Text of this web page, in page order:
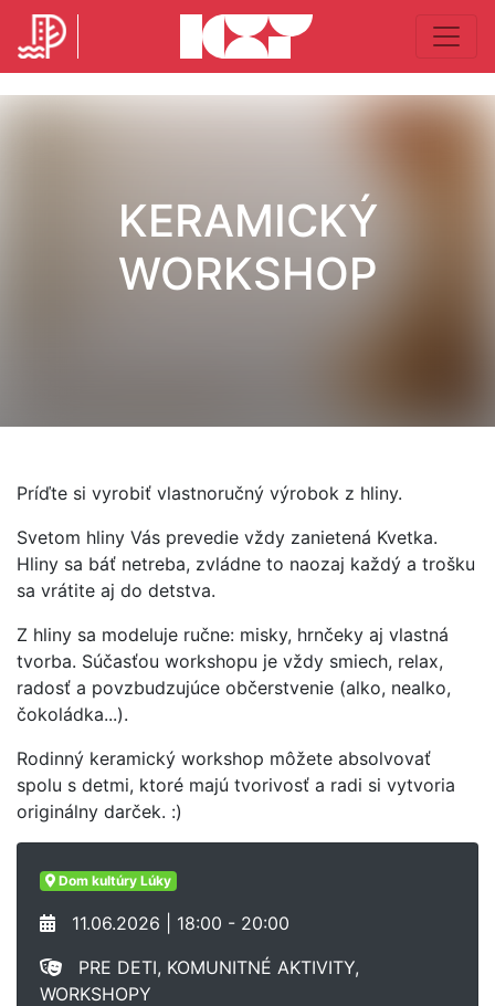
KERAMICKÝ
WORKSHOP
Príďte si vyrobiť vlastnoručný výrobok z hliny.
Svetom hliny Vás prevedie vždy zanietená Kvetka.
Hliny sa báť netreba, zvládne to naozaj každý a trošku
sa vrátite aj do detstva.
Z hliny sa modeluje ručne: misky, hrnčeky aj vlastná
tvorba. Súčasťou workshopu je vždy smiech, relax,
radosť a povzbudzujúce občerstvenie (alko, nealko,
čokoládka...).
Rodinný keramický workshop môžete absolvovať
spolu s detmi, ktoré majú tvorivosť a radi si vytvoria
originálny darček. :)
Dom kultúry Lúky
11.06.2026 | 18:00 - 20:00
PRE DETI, KOMUNITNÉ AKTIVITY,
WORKSHOPY